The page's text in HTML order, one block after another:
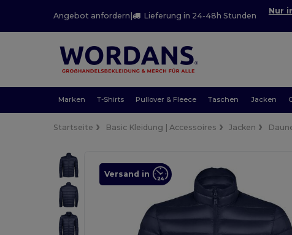
Angebot anfordern | Lieferung in 24-48h Stunden
Nur
Marken T-Shirts Pullover & Fleece Taschen Jacken
Startseite Basic Kleidung | Accessoires Jacken
Versand in